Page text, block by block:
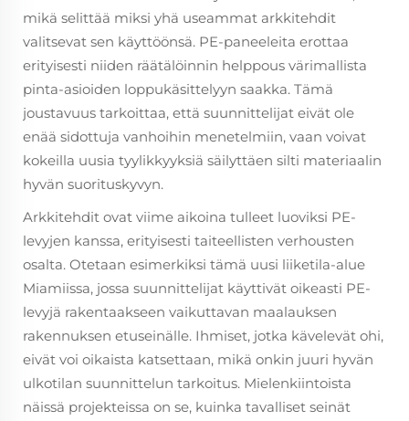
mikä selittää miksi yhä useammat arkkitehdit
valitsevat sen käyttöönsä. PE-paneeleita erottaa
erityisesti niiden räätälöinnin helppous värimallista
pinta-asioiden loppukäsittelyyn saakka. Tämä
joustavuus tarkoittaa, että suunnittelijat eivät ole
enää sidottuja vanhoihin menetelmiin, vaan voivat
kokeilla uusia tyylikkyyksiä säilyttäen silti materiaalin
hyvän suorituskyvyn.
Arkkitehdit ovat viime aikoina tulleet luoviksi PE-
levyjen kanssa, erityisesti taiteellisten verhousten
osalta. Otetaan esimerkiksi tämä uusi liiketila-alue
Miamiissa, jossa suunnittelijat käyttivät oikeasti PE-
levyjä rakentaakseen vaikuttavan maalauksen
rakennuksen etuseinälle. Ihmiset, jotka kävelevät ohi,
eivät voi oikaista katsettaan, mikä onkin juuri hyvän
ulkotilan suunnittelun tarkoitus. Mielenkiintoista
näissä projekteissa on se, kuinka tavalliset seinät